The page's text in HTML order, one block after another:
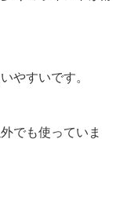
やすいです。
でも使っていま